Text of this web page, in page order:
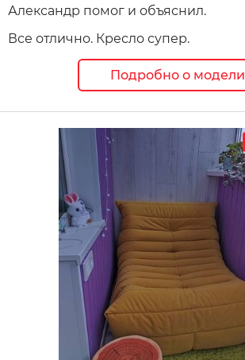
Александр помог и объяснил.
Все отлично. Кресло супер.
Подробно о модели